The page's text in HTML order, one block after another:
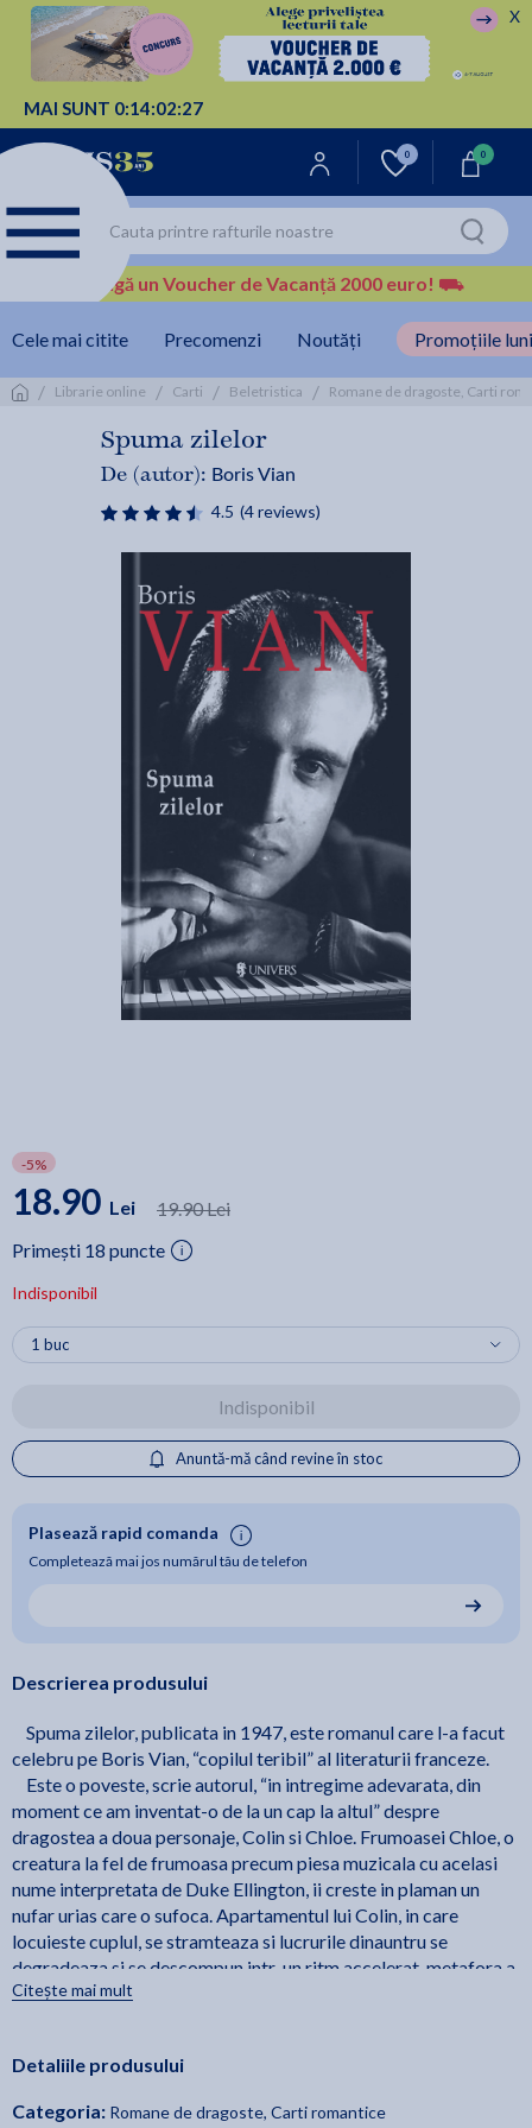
MAI SUNT 0:14:02:27
X
0 0
Câștigă un Voucher de Vacanță 2000 euro! ⛟
Cele mai citite Precomenzi Noutăți Promoțiile
/ Librarie online / Carti / Beletristica / Romane de dragoste, Carti
Spuma zilelor
De (autor): Boris Vian
4.5 (4 reviews)
-5%
18.90 Lei
19.90 Lei
Primești 18 puncte
Indisponibil
Indisponibil
Anuntă-mă când revine în stoc
Plasează rapid comanda
Completează mai jos numărul tău de telefon
Descrierea produsului
Spuma zilelor, publicata in 1947, este romanul care l-a facut
celebru pe Boris Vian, “copilul teribil” al literaturii franceze.
Este o poveste, scrie autorul, “in intregime adevarata, din
moment ce am inventat-o de la un cap la altul” despre
dragostea a doua personaje, Colin si Chloe. Frumoasei Chloe, o
creatura la fel de frumoasa precum piesa muzicala cu acelasi
nume interpretata de Duke Ellington, ii creste in plaman un
nufar urias care o sufoca. Apartamentul lui Colin, in care
locuieste cuplul, se stramteaza si lucrurile dinauntru se
degradeaza si se descompun intr-un ritm accelerat, metafora a
maladiei, a saraciei sau a depresiei care le insoteste. Obiectele
principale nu exista cu adevarat in aceasta scriere atat de
Citește mai mult
Detaliile produsului
Categoria: Romane de dragoste, Carti romantice